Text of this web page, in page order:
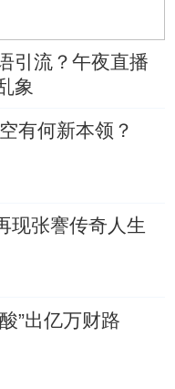
引流？午夜直播
象
有何新本领？
现张謇传奇人生
”出亿万财路